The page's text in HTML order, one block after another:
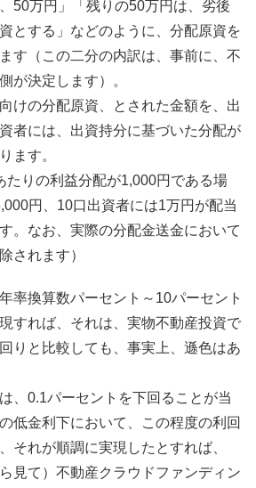
50万円」「残りの50万円は、劣後
とする」などのように、分配原資を
す（この二分の内訳は、事前に、不
が決定します）。
けの分配原資、とされた金額を、出
者には、出資持分に基づいた分配が
ます。
たりの利益分配が1,000円である場
円、10口出資者には1万円が配当
。なお、実際の分配金送金において
されます）
率換算数パーセント～10パーセント
すれば、それは、実物不動産投資で
りと比較しても、事実上、遜色はあ
、0.1パーセントを下回ることが当
低金利下において、この程度の利回
それが順調に実現したとすれば、
見て）不動産クラウドファンディン